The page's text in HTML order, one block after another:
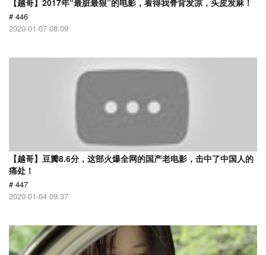
【越哥】2017年“最脏最狠”的电影，看得我脊背发凉，头皮发麻！
# 446
2020-01-07 08:09
【越哥】豆瓣8.6分，这部火爆全网的国产老电影，击中了中国人的
痛处！
# 447
2020-01-04 09:37